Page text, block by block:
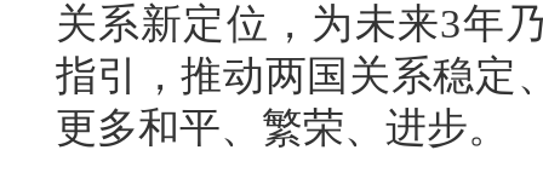
关系新定位，为未来3年
指引，推动两国关系稳定
更多和平、繁荣、进步。